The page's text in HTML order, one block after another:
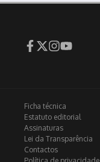
Ficha técnica
Estatuto editorial
Assinaturas
Lei da Transparência
Contactos